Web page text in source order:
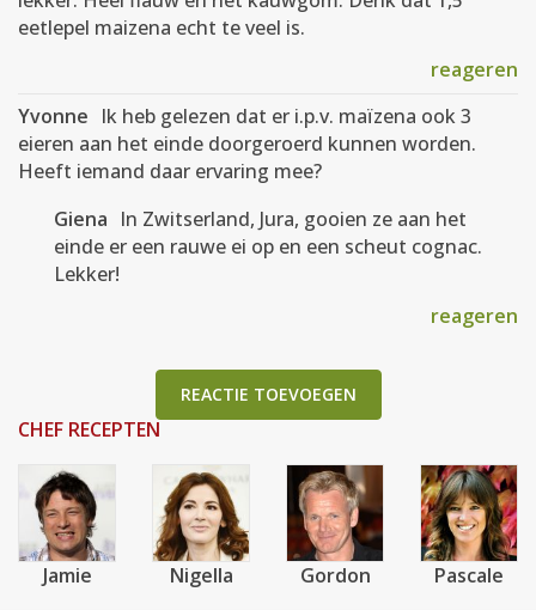
eetlepel maizena echt te veel is.
reageren
Yvonne Ik heb gelezen dat er i.p.v. maïzena ook 3
eieren aan het einde doorgeroerd kunnen worden.
Heeft iemand daar ervaring mee?
Giena In Zwitserland, Jura, gooien ze aan het
einde er een rauwe ei op en een scheut cognac.
Lekker!
reageren
REACTIE TOEVOEGEN
CHEF RECEPTEN
Jamie Nigella Gordon Pascale